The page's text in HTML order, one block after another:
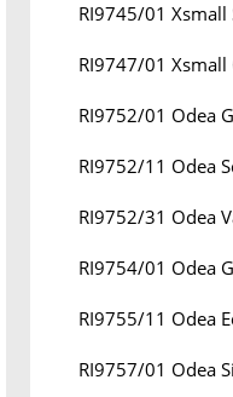
RI9745/01 Xsmall
RI9747/01 Xsmall
RI9752/01 Odea
RI9752/11 Odea
RI9752/31 Odea
RI9754/01 Odea
RI9755/11 Odea
RI9757/01 Odea